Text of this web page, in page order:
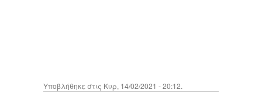
Υποβλήθηκε στις Κυρ, 14/02/2021 - 20:12.